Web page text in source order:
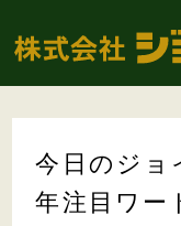
今日のジョ
年注目ワ